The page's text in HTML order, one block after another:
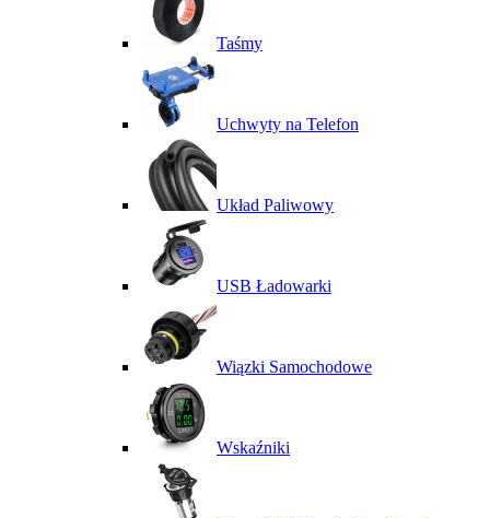
Taśmy
Uchwyty na Telefon
Układ Paliwowy
USB Ładowarki
Wiązki Samochodowe
Wskaźniki